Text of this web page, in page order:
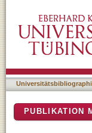
PUBLIKATION